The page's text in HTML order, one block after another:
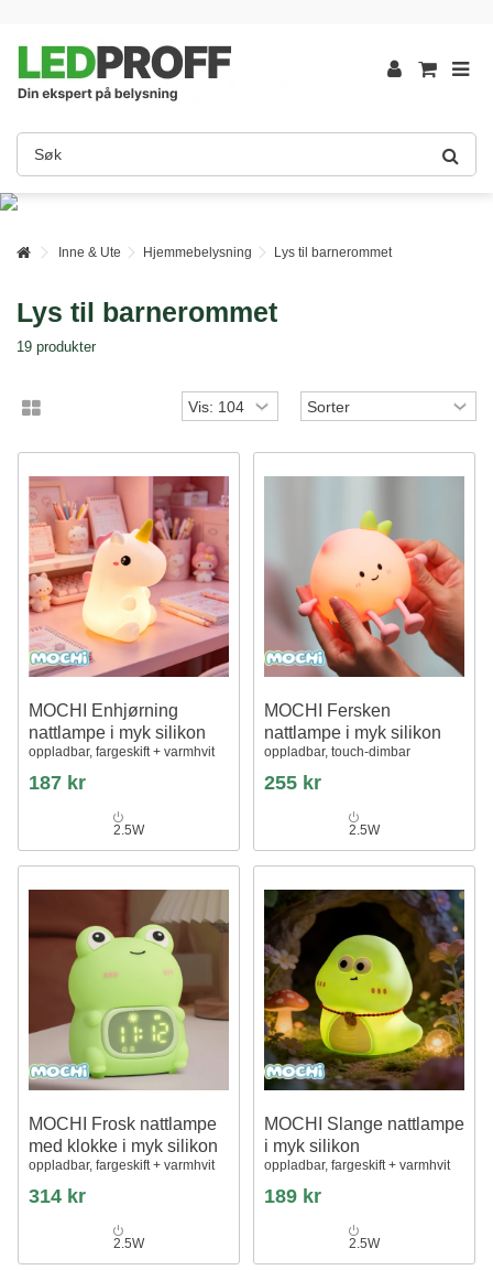
Inne & Ute Hjemmebelysning Lys til barnerommet
Lys til barnerommet
19 produkter
MOCHI Enhjørning
nattlampe i myk silikon
oppladbar, fargeskift + varmhvit
187 kr
2.5W
MOCHI Fersken
nattlampe i myk silikon
oppladbar, touch-dimbar
255 kr
2.5W
MOCHI Frosk nattlampe
med klokke i myk silikon
oppladbar, fargeskift + varmhvit
314 kr
2.5W
MOCHI Slange nattlampe
i myk silikon
oppladbar, fargeskift + varmhvit
189 kr
2.5W